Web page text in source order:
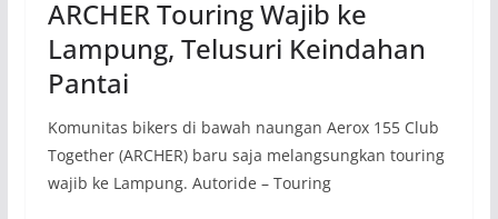
ARCHER Touring Wajib ke
Lampung, Telusuri Keindahan
Pantai
Komunitas bikers di bawah naungan Aerox 155 Club
Together (ARCHER) baru saja melangsungkan touring
wajib ke Lampung. Autoride – Touring